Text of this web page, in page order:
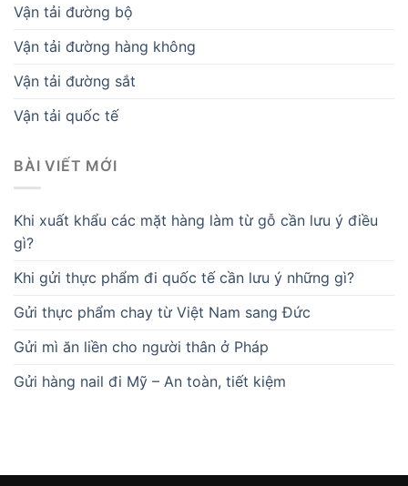
Vận tải đường bộ
Vận tải đường hàng không
Vận tải đường sắt
Vận tải quốc tế
BÀI VIẾT MỚI
Khi xuất khẩu các mặt hàng làm từ gỗ cần lưu ý điều
gì?
Khi gửi thực phẩm đi quốc tế cần lưu ý những gì?
Gửi thực phẩm chay từ Việt Nam sang Đức
Gửi mì ăn liền cho người thân ở Pháp
Gửi hàng nail đi Mỹ – An toàn, tiết kiệm